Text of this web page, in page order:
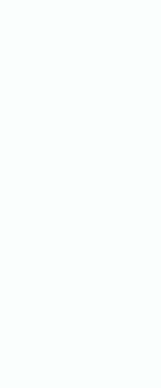
VE-materialer
til at ske